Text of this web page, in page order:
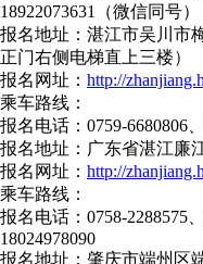
18922073631（微信同号）
报名地址：湛江市吴川市
正门右侧电梯直上三楼）
报名网址： http://
乘车路线：
报名电话：0759-6680806
报名地址：广东省湛江廉
报名网址： http://
乘车路线：
报名电话：0758-2288575
18024978090
报名地址：肇庆市端州区